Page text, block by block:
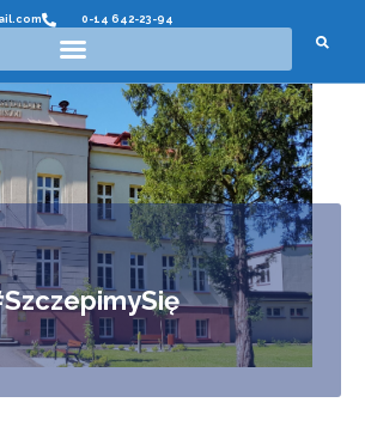
narzędzi
0-14 642-23-94